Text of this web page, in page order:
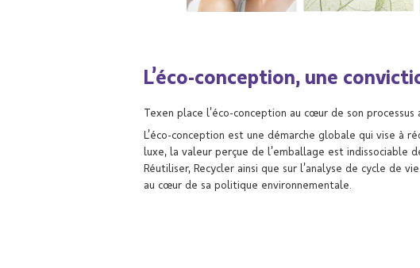
L’éco-conception, une
Texen place l’éco-conception au cœur de son
L’éco-conception est une démarche globale qui vise à
luxe, la valeur perçue de l’emballage est indissociable
Réutiliser, Recycler ainsi que sur l’analyse de cycle de
au cœur de sa politique environnementale.